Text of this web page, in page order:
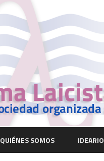
QUIÉNES SOMOS IDEARIO